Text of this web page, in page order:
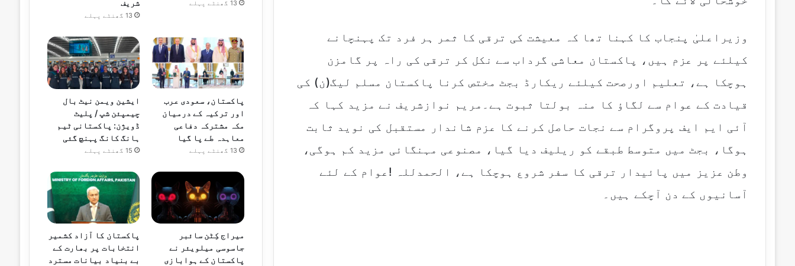
وزیراعلیٰ پنجاب کا کہنا تھا کہ معیشت کی ترقی کا ثمر ہر فرد تک پہنچانے
کیلئے پر عزم ہیں، پاکستان معاشی گرداب سے نکل کر ترقی کی راہ پر گامزن
ہوچکا ہے، تعلیم اورصحت کیلئے ریکارڈ بجٹ مختص کرنا پاکستان مسلم لیگ(ن) کی
قیادت کے عوام سے لگاؤ کا منہ بولتا ثبوت ہے۔مریم نوازشریف نے مزید کہا کہ
آئی ایم ایف پروگرام سے نجات حاصل کرنے کا عزم شاندار مستقبل کی نوید ثابت
ہوگا، بجٹ میں متوسط طبقے کو ریلیف دیا گیا، مصنوعی مہنگائی مزید کم ہوگی،
وطن عزیز میں پائیدار ترقی کا سفر شروع ہوچکا ہے، الحمدللہ !عوام کے لئے
آسانیوں کے دن آچکے ہیں۔
13 گھنٹے پہلے
شریف
13 گھنٹے پہلے
پاکستان، سعودی عرب
اور ترکیہ کے درمیان
مکہ مشترکہ دفاعی
معاہدہ طے پا گیا
13 گھنٹے پہلے
ایشین ویمن نیٹ بال
چیمپئن شپ / پلیٹ
ڈویژن: پاکستانی ٹیم
ہانگ کانگ پہنچ گئی
15 گھنٹے پہلے
میراج کِٹن سائبر
جاسوسی میلویئر نے
پاکستان کے ہوابازی
پاکستان کا آزاد کشمیر
انتخابات پر بھارت کے
بے بنیاد بیانات مسترد